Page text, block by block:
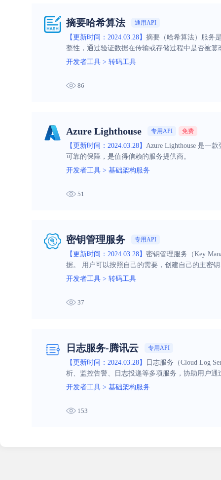
摘要哈希算法 通用API
【更新时间：2024.03.28】 摘要（哈希算法）服务
整性，通过验证数据在传输或存储过程中是否被
开发者工具 > 转码工具
86
Azure Lighthouse 专用API 免费
【更新时间：2024.03.28】 Azure Lighthouse 是一
可靠的保障，是值得信赖的服务提供商。
开发者工具 > 基础架构服务
51
密钥管理服务 专用API
【更新时间：2024.03.28】 密钥管理服务（Key
据。 用户可以按照自己的需要，创建自己的主密
开发者工具 > 转码工具
37
日志服务-腾讯云 专用API
【更新时间：2024.03.28】
日志服务（Cloud Log
析、监控告警、日志投递等多项服务，协助用户
开发者工具 > 基础架构服务
153